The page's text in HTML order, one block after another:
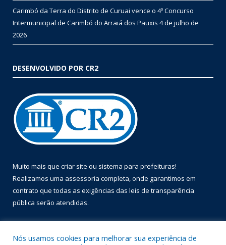
Carimbó da Terra do Distrito de Curuai vence o 4º Concurso
Intermunicipal de Carimbó do Arraiá dos Pauxis 4 de julho de
2026
DESENVOLVIDO POR CR2
Muito mais que criar site ou sistema para prefeituras!
Realizamos uma assessoria completa, onde garantimos em
contrato que todas as exigências das leis de transparência
pública serão atendidas.
Nós usamos cookies para melhorar sua experiência de